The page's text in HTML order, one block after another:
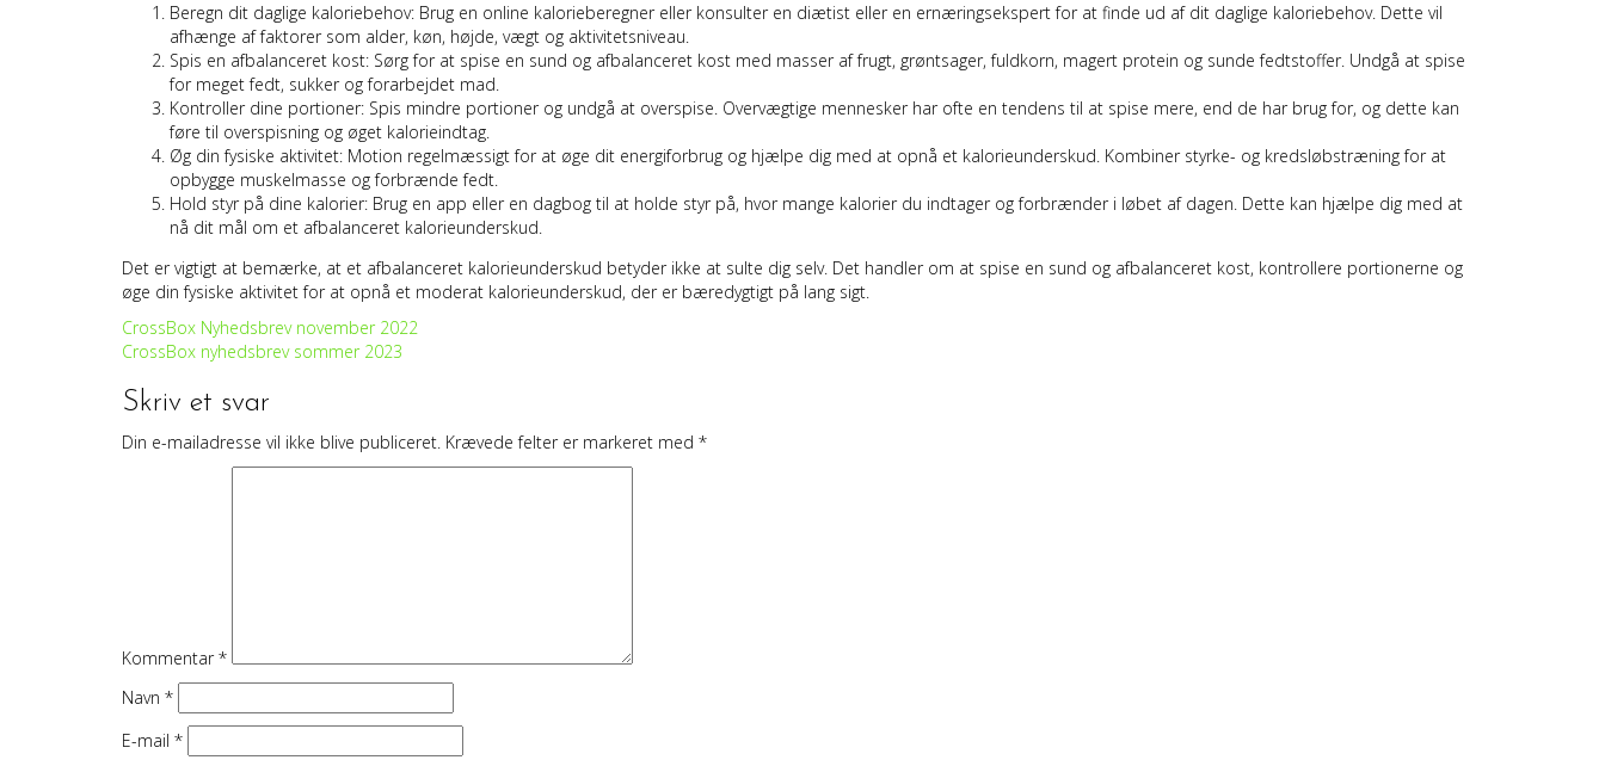
Beregn dit daglige kaloriebehov: Brug en online kalorieberegner eller konsulter en diætist eller en ernæringsekspert for at finde ud af dit daglige kaloriebehov. Dette vil
afhænge af faktorer som alder, køn, højde, vægt og aktivitetsniveau.
Spis en afbalanceret kost: Sørg for at spise en sund og afbalanceret kost med masser af frugt, grøntsager, fuldkorn, magert protein og sunde fedtstoffer. Undgå at spise
for meget fedt, sukker og forarbejdet mad.
Kontroller dine portioner: Spis mindre portioner og undgå at overspise. Overvægtige mennesker har ofte en tendens til at spise mere, end de har brug for, og dette kan
føre til overspisning og øget kalorieindtag.
Øg din fysiske aktivitet: Motion regelmæssigt for at øge dit energiforbrug og hjælpe dig med at opnå et kalorieunderskud. Kombiner styrke- og kredsløbstræning for at
opbygge muskelmasse og forbrænde fedt.
Hold styr på dine kalorier: Brug en app eller en dagbog til at holde styr på, hvor mange kalorier du indtager og forbrænder i løbet af dagen. Dette kan hjælpe dig med at
nå dit mål om et afbalanceret kalorieunderskud.
Det er vigtigt at bemærke, at et afbalanceret kalorieunderskud betyder ikke at sulte dig selv. Det handler om at spise en sund og afbalanceret kost, kontrollere portionerne og
øge din fysiske aktivitet for at opnå et moderat kalorieunderskud, der er bæredygtigt på lang sigt.
Indlægsnavigation
CrossBox Nyhedsbrev november 2022
CrossBox nyhedsbrev sommer 2023
Skriv et svar
Din e-mailadresse vil ikke blive publiceret. Krævede felter er markeret med *
Kommentar*
Navn *
E-mail *